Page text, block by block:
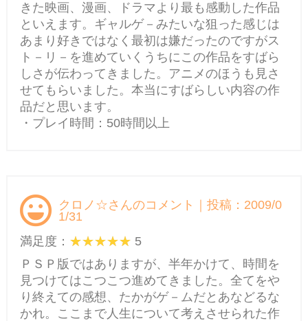
きた映画、漫画、ドラマより最も感動した作品
といえます。ギャルゲ－みたいな狙った感じは
あまり好きではなく最初は嫌だったのですがス
ト－リ－を進めていくうちにこの作品をすばら
しさが伝わってきました。アニメのほうも見さ
せてもらいました。本当にすばらしい内容の作
品だと思います。
・プレイ時間：50時間以上
クロノ☆さんのコメント｜投稿：2009/0
1/31
満足度：
5
ＰＳＰ版ではありますが、半年かけて、時間を
見つけてはこつこつ進めてきました。全てをや
り終えての感想、たかがゲ－ムだとあなどるな
かれ。ここまで人生について考えさせられた作